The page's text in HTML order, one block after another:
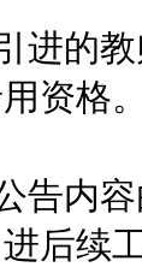
的教
资格。
内容
后续